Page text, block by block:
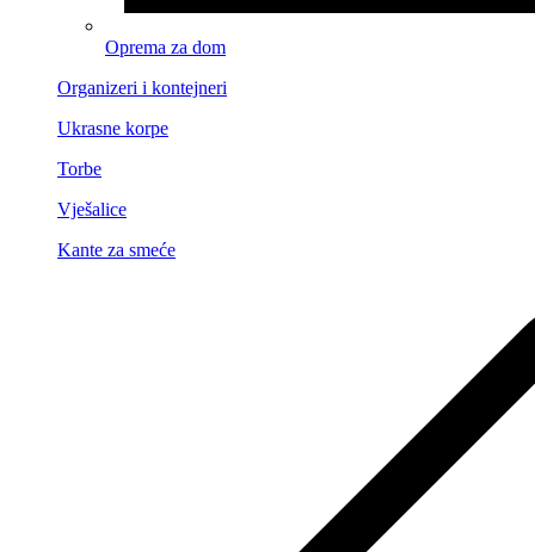
Oprema za dom
Organizeri i kontejneri
Ukrasne korpe
Torbe
Vješalice
Kante za smeće